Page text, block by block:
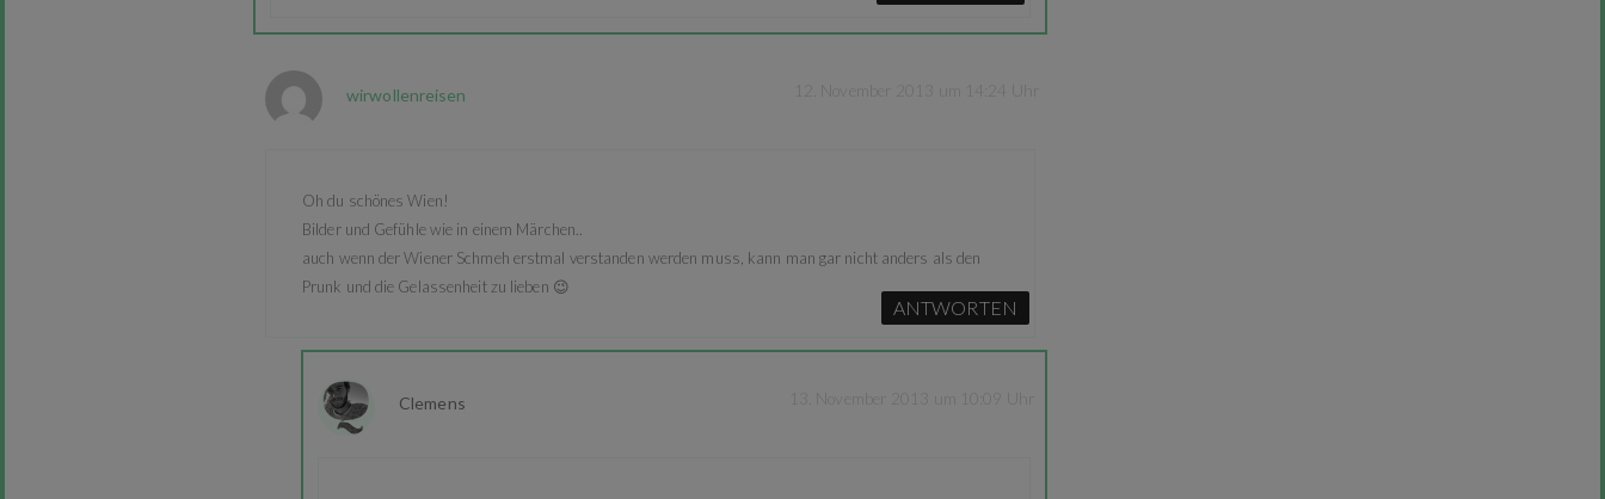
wirwollenreisen
Oh du schönes Wien!
Bilder und Gefühle wie in einem Märchen..
auch wenn der Wiener Schmeh erstmal verstanden werden muss, kann man gar nicht anders als den
Prunk und die Gelassenheit zu lieben 😉
ANTWORTEN
Clemens